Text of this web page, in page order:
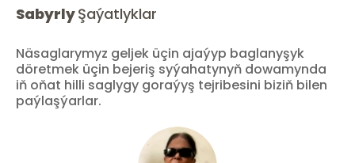
SabyrlyŞaýatlyklar
Näsaglarymyz geljek üçin ajaýyp baglanyşyk
döretmek üçin bejeriş syýahatynyň dowamynda
iň oňat hilli saglygy goraýyş tejribesini biziň bilen
paýlaşýarlar.